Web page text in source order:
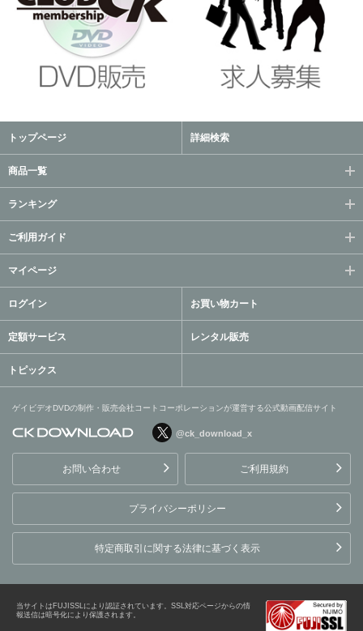
トップページ 詳細検索
商品一覧
ランキング
ご利用ガイド
マイページ
ログイン お買い物カート
定額サービス レンタル販売
トピックス
ゲイビデオDVDの制作・販売会社コートコーポレーションが運営する公式動画配信サイト
ョンが運営する公式動画配
信サイト
@ck_download_x
お問い合わせ ご利用規約
プライバシーポリシー
特定商取引に関する法律に基づく表示
当サイトはFUJISSLにより認証されています。SSL対応ページからの情
報送信は暗号化により保護されます。